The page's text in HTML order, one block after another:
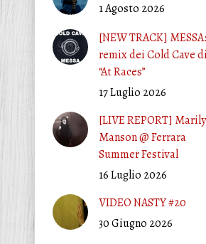
1 Agosto 2026
[NEW TRACK]
remix dei Cold Cave di
“At Races”
17 Luglio 2026
[LIVE REPORT]
Manson @ Ferrara
Summer Festival
16 Luglio 2026
VIDEO NASTY #20
30 Giugno 2026